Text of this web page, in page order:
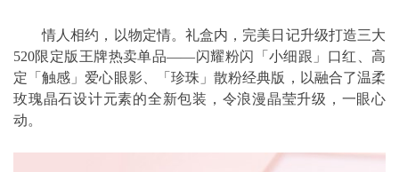
情人相约，以物定情。礼盒内，完美日记升级打造三大
520限定版王牌热卖单品——闪耀粉闪「小细跟」口红、高
定「触感」爱心眼影、「珍珠」散粉经典版，以融合了温柔
玫瑰晶石设计元素的全新包装，令浪漫晶莹升级，一眼心
动。